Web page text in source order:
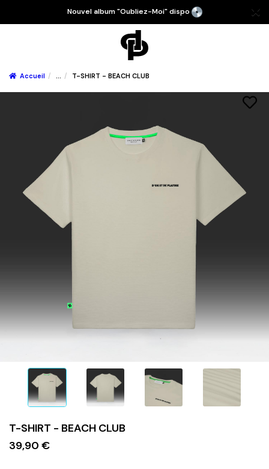
Nouvel album "Oubliez-Moi" dispo
Accueil ... T-SHIRT - BEACH CLUB
T-SHIRT - BEACH CLUB
39,90 €